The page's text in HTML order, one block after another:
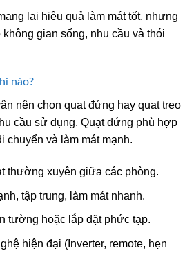
lại hiệu quả làm mát tốt, nhưng
không gian sống, nhu cầu và thói
nào?
nên chọn quạt đứng hay quạt treo
cầu sử dụng. Quạt đứng phù hợp
chuyển và làm mát mạnh.
thường xuyên giữa các phòng.
tập trung, làm mát nhanh.
tường hoặc lắp đặt phức tạp.
hiện đại (Inverter, remote, hẹn